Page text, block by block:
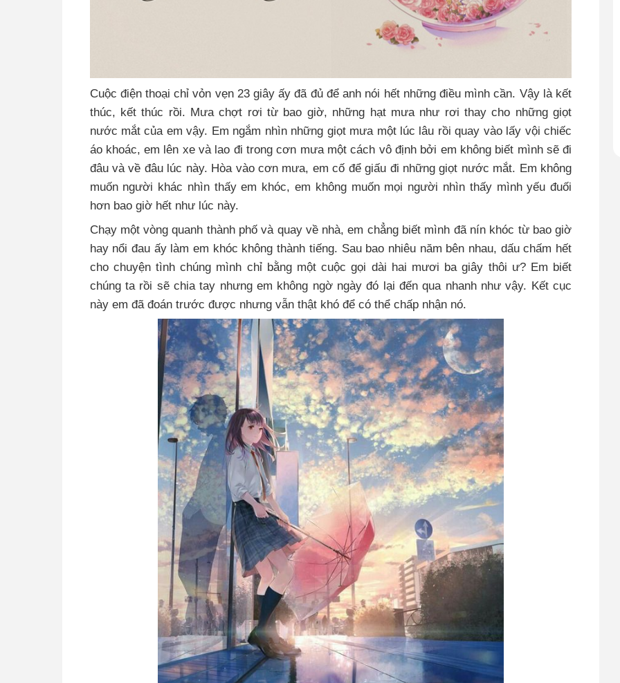
Cuộc điện thoại chỉ vỏn vẹn 23 giây ấy đã đủ để anh nói hết những điều mình cần. Vậy là kết
thúc, kết thúc rồi. Mưa chợt rơi từ bao giờ, những hạt mưa như rơi thay cho những giọt
nước mắt của em vậy. Em ngắm nhìn những giọt mưa một lúc lâu rồi quay vào lấy vội chiếc
áo khoác, em lên xe và lao đi trong cơn mưa một cách vô định bởi em không biết mình sẽ đi
đâu và về đâu lúc này. Hòa vào cơn mưa, em cố để giấu đi những giọt nước mắt. Em không
muốn người khác nhìn thấy em khóc, em không muốn mọi người nhìn thấy mình yếu đuối
hơn bao giờ hết như lúc này.
Chạy một vòng quanh thành phố và quay về nhà, em chẳng biết mình đã nín khóc từ bao giờ
hay nổi đau ấy làm em khóc không thành tiếng. Sau bao nhiêu năm bên nhau, dấu chấm hết
cho chuyện tình chúng mình chỉ bằng một cuộc gọi dài hai mươi ba giây thôi ư? Em biết
chúng ta rồi sẽ chia tay nhưng em không ngờ ngày đó lại đến qua nhanh như vậy. Kết cục
này em đã đoán trước được nhưng vẫn thật khó để có thể chấp nhận nó.